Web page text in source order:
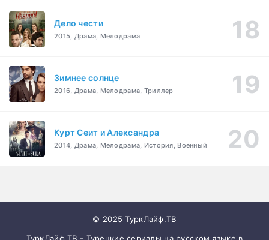
Дело чести
2015, Драма, Мелодрама
Зимнее солнце
2016, Драма, Мелодрама, Триллер
Курт Сеит и Александра
2014, Драма, Мелодрама, История, Военный
© 2025 ТуркЛайф.ТВ